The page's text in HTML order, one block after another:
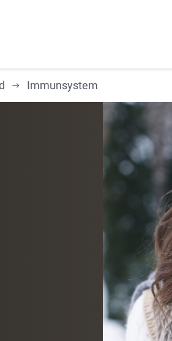
ENTSPANNUNG UND WELLNESS
Immunsystem